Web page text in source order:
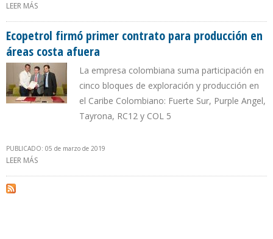
LEER MÁS
Ecopetrol firmó primer contrato para producción en
áreas costa afuera
La empresa colombiana suma participación en
cinco bloques de exploración y producción en
el Caribe Colombiano: Fuerte Sur, Purple Angel,
Tayrona, RC12 y COL 5
PUBLICADO: 05 de marzo de 2019
LEER MÁS